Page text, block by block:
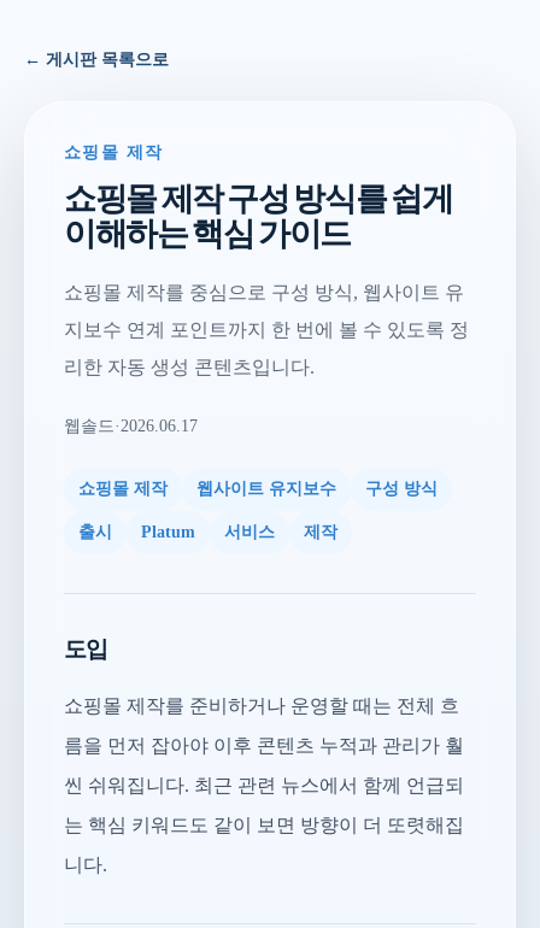
← 게시판 목록으로
쇼핑몰 제작
쇼핑몰 제작 구성 방식를 쉽게
이해하는 핵심 가이드
쇼핑몰 제작를 중심으로 구성 방식, 웹사이트 유
지보수 연계 포인트까지 한 번에 볼 수 있도록 정
리한 자동 생성 콘텐츠입니다.
웹솔드·2026.06.17
쇼핑몰 제작 웹사이트 유지보수 구성 방식
출시 Platum 서비스 제작
도입
쇼핑몰 제작를 준비하거나 운영할 때는 전체 흐
름을 먼저 잡아야 이후 콘텐츠 누적과 관리가 훨
씬 쉬워집니다. 최근 관련 뉴스에서 함께 언급되
는 핵심 키워드도 같이 보면 방향이 더 또렷해집
니다.